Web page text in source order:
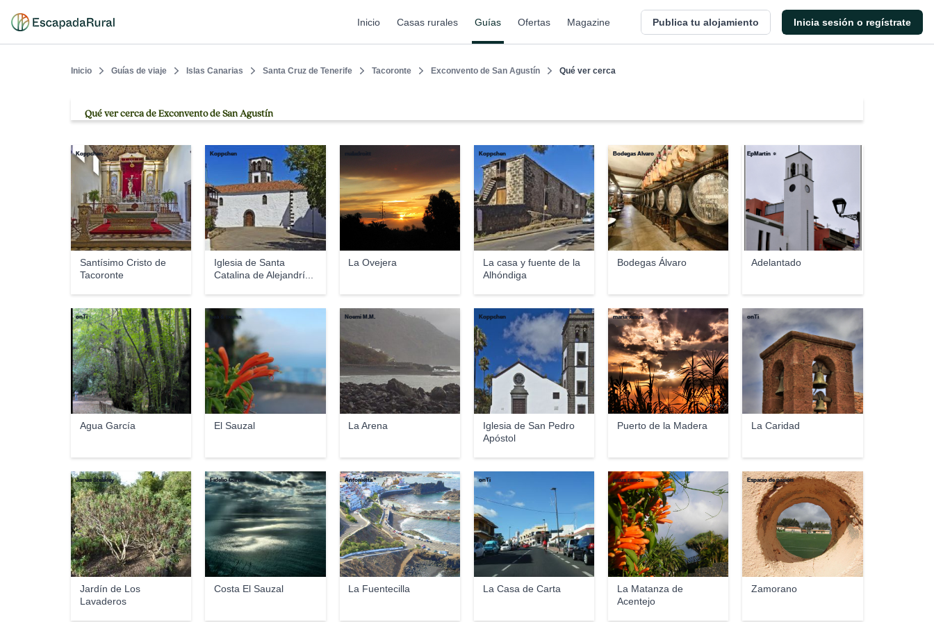
Inicio Casas rurales Guías Ofertas Magazine Publica tu alojamiento Inicia sesión o regístrate
Inicio Guías de viaje Islas Canarias Santa Cruz de Tenerife Tacoronte Exconvento de San Agustín Qué ver cerca
Qué ver cerca de Exconvento de San Agustín
Santísimo Cristo de
Tacoronte
Koppchen
Iglesia de Santa
Catalina de Alejandrí...
Koppchen
La Ovejera
maladroitt
La casa y fuente de la
Alhóndiga
Koppchen
Bodegas Álvaro
Bodegas Álvaro
Adelantado
EpMartín ☼
Agua García
onTi
El Sauzal
bea & txema
La Arena
Noemi M.M.
Iglesia de San Pedro
Apóstol
Koppchen
Puerto de la Madera
maria-xesus
La Caridad
onTi
Jardín de Los
Lavaderos
James Steakley
Costa El Sauzal
Fidelio García
La Fuentecilla
Antonietta *
La Casa de Carta
onTi
La Matanza de
Acentejo
jesus ramos
Zamorano
Espacio de pasión